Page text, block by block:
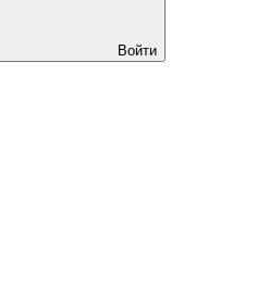
Войти